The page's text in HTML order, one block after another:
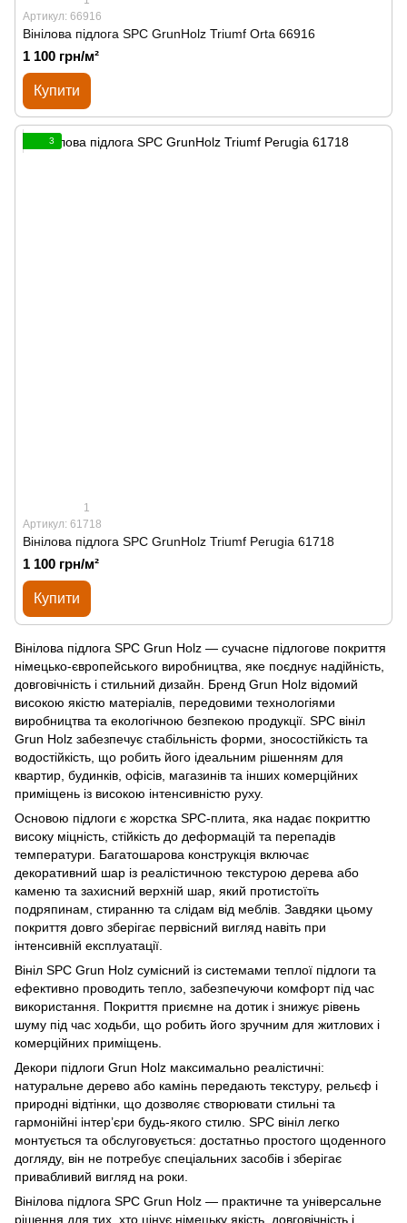
Артикул: 66916
Вінілова підлога SPС GrunHolz Triumf Orta 66916
1 100 грн/м²
Купити
3
1
Артикул: 61718
Вінілова підлога SPС GrunHolz Triumf Perugia 61718
1 100 грн/м²
Купити
Вінілова підлога SPC Grun Holz — сучасне підлогове покриття
німецько-європейського виробництва, яке поєднує надійність,
довговічність і стильний дизайн. Бренд Grun Holz відомий
високою якістю матеріалів, передовими технологіями
виробництва та екологічною безпекою продукції. SPC вініл
Grun Holz забезпечує стабільність форми, зносостійкість та
водостійкість, що робить його ідеальним рішенням для
квартир, будинків, офісів, магазинів та інших комерційних
приміщень із високою інтенсивністю руху.
Основою підлоги є жорстка SPC-плита, яка надає покриттю
високу міцність, стійкість до деформацій та перепадів
температури. Багатошарова конструкція включає
декоративний шар із реалістичною текстурою дерева або
каменю та захисний верхній шар, який протистоїть
подряпинам, стиранню та слідам від меблів. Завдяки цьому
покриття довго зберігає первісний вигляд навіть при
інтенсивній експлуатації.
Вініл SPC Grun Holz сумісний із системами теплої підлоги та
ефективно проводить тепло, забезпечуючи комфорт під час
використання. Покриття приємне на дотик і знижує рівень
шуму під час ходьби, що робить його зручним для житлових і
комерційних приміщень.
Декори підлоги Grun Holz максимально реалістичні:
натуральне дерево або камінь передають текстуру, рельєф і
природні відтінки, що дозволяє створювати стильні та
гармонійні інтер’єри будь-якого стилю. SPC вініл легко
монтується та обслуговується: достатньо простого щоденного
догляду, він не потребує спеціальних засобів і зберігає
привабливий вигляд на роки.
Вінілова підлога SPC Grun Holz — практичне та універсальне
рішення для тих, хто цінує німецьку якість, довговічність і